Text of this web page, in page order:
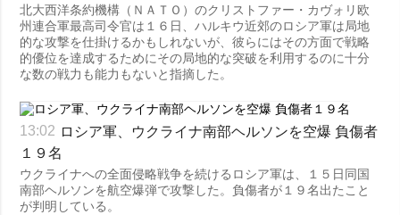
北大西洋条約機構（ＮＡＴＯ）のクリストファー・カヴォリ欧
州連合軍最高司令官は１６日、ハルキウ近郊のロシア軍は局地
的な攻撃を仕掛けるかもしれないが、彼らにはその方面で戦略
的優位を達成するためにその局地的な突破を利用するのに十分
な数の戦力も能力もないと指摘した。
13:02 ロシア軍、ウクライナ南部ヘルソンを空爆 負傷者
１９名
ウクライナへの全面侵略戦争を続けるロシア軍は、１５日同国
南部ヘルソンを航空爆弾で攻撃した。負傷者が１９名出たこと
が判明している。